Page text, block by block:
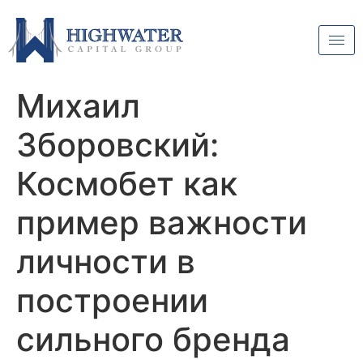
Михаил
Зборовский:
Космобет как
пример важности
личности в
построении
сильного бренда